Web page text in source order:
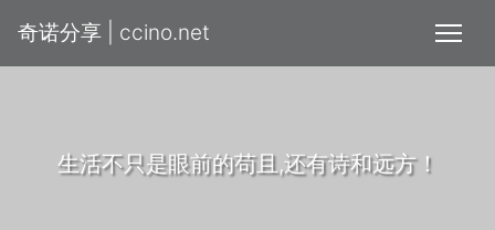
奇诺分享 | ccino.net
生活不只是眼前的苟且,还有诗和远方！